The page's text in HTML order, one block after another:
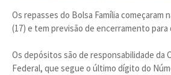
Os repasses do Bolsa Família começaram
(17) e tem previsão de encerramento para
Os depósitos são de responsabilidade da
Federal, que segue o último dígito do